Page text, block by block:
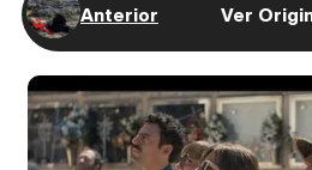
Anterior Ver